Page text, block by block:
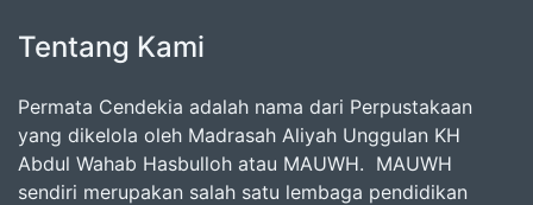
Tentang Kami
Permata Cendekia adalah nama dari Perpustakaan
yang dikelola oleh Madrasah Aliyah Unggulan KH
Abdul Wahab Hasbulloh atau MAUWH. MAUWH
sendiri merupakan salah satu lembaga pendidikan